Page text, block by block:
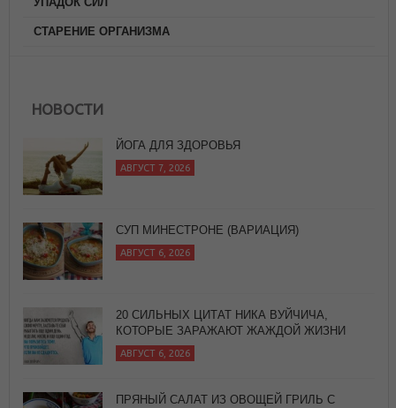
СТАРЕНИЕ ОРГАНИЗМА
НОВОСТИ
АВГУСТ 6, 2026
ПРЯНЫЙ САЛАТ ИЗ ОВОЩЕЙ ГРИЛЬ С
АВГУСТ 7, 2026